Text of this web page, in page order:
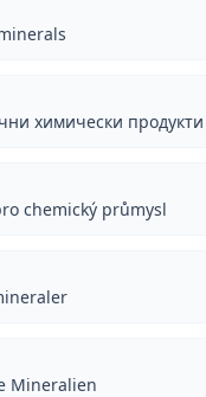
химически продукти
chemický průmysl
Mineralien